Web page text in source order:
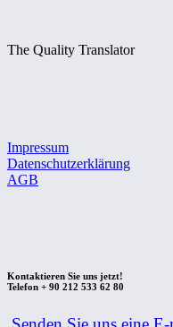
The Quality Translator
Impressum
Datenschutzerklärung
AGB
Kontaktieren Sie uns jetzt!
Telefon + 90 212 533 62 80